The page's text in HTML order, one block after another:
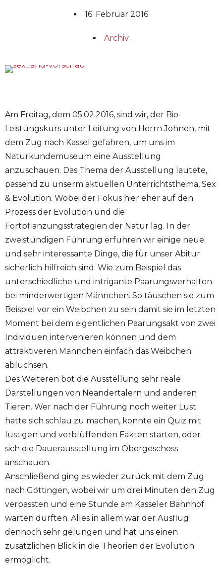
16. Februar 2016
Archiv
Am Freitag, dem 05.02.2016, sind wir, der Bio-
Leistungskurs unter Leitung von Herrn Johnen, mit
dem Zug nach Kassel gefahren, um uns im
Naturkundemuseum eine Ausstellung
anzuschauen. Das Thema der Ausstellung lautete,
passend zu unserm aktuellen Unterrichtsthema, Sex
& Evolution. Wobei der Fokus hier eher auf den
Prozess der Evolution und die
Fortpflanzungsstrategien der Natur lag. In der
zweistündigen Führung erfuhren wir einige neue
und sehr interessante Dinge, die für unser Abitur
sicherlich hilfreich sind. Wie zum Beispiel das
unterschiedliche und intrigante Paarungsverhalten
bei minderwertigen Männchen. So täuschen sie zum
Beispiel vor ein Weibchen zu sein damit sie im letzten
Moment bei dem eigentlichen Paarungsakt von zwei
Individuen intervenieren können und dem
attraktiveren Männchen einfach das Weibchen
abluchsen.
Des Weiteren bot die Ausstellung sehr reale
Darstellungen von Neandertalern und anderen
Tieren. Wer nach der Führung noch weiter Lust
hatte sich schlau zu machen, konnte ein Quiz mit
lustigen und verblüffenden Fakten starten, oder
sich die Dauerausstellung im Obergeschoss
anschauen.
Anschließend ging es wieder zurück mit dem Zug
nach Göttingen, wobei wir um drei Minuten den Zug
verpassten und eine Stunde am Kasseler Bahnhof
warten durften. Alles in allem war der Ausflug
dennoch sehr gelungen und hat uns einen
zusätzlichen Blick in die Theorien der Evolution
ermöglicht.